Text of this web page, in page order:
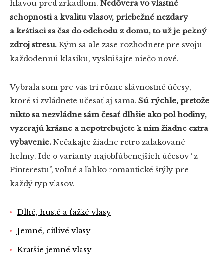
hlavou pred zrkadlom. Nedôvera vo vlastné
schopnosti a kvalitu vlasov, priebežné nezdary
a krátiaci sa čas do odchodu z domu, to už je pekný
zdroj stresu. Kým sa ale zase rozhodnete pre svoju
každodennú klasiku, vyskúšajte niečo nové.
Vybrala som pre vás tri rôzne slávnostné účesy,
ktoré si zvládnete učesať aj sama. Sú rýchle, pretože
nikto sa nezvládne sám česať dlhšie ako pol hodiny,
vyzerajú krásne a nepotrebujete k nim žiadne extra
vybavenie. Nečakajte žiadne retro zalakované
helmy. Ide o varianty najobľúbenejších účesov “z
Pinterestu”, voľné a ľahko romantické štýly pre
každý typ vlasov.
Dlhé, husté a ťažké vlasy
Jemné, citlivé vlasy
Kratšie jemné vlasy